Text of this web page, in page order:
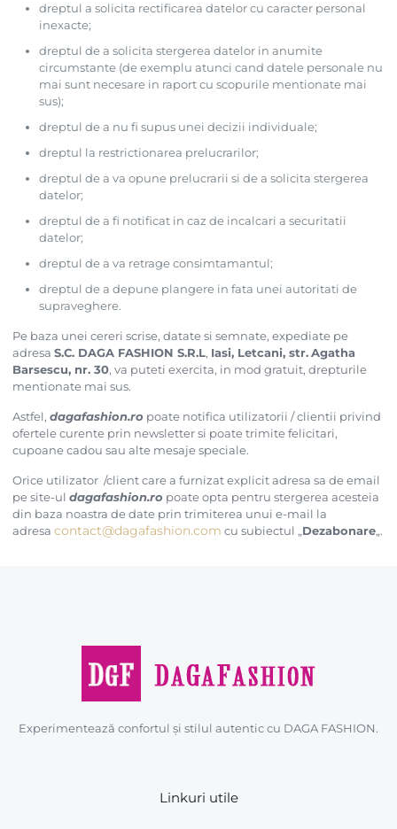
dreptul a solicita rectificarea datelor cu caracter personal
inexacte;
dreptul de a solicita stergerea datelor in anumite
circumstante (de exemplu atunci cand datele personale nu
mai sunt necesare in raport cu scopurile mentionate mai
sus);
dreptul de a nu fi supus unei decizii individuale;
dreptul la restrictionarea prelucrarilor;
dreptul de a va opune prelucrarii si de a solicita stergerea
datelor;
dreptul de a fi notificat in caz de incalcari a securitatii
datelor;
dreptul de a va retrage consimtamantul;
dreptul de a depune plangere in fata unei autoritati de
supraveghere.
Pe baza unei cereri scrise, datate si semnate, expediate pe
adresaS.C. DAGA FASHION S.R.L, Iasi, Letcani,str. Agatha
Barsescu, nr. 30, va puteti exercita, in mod gratuit, drepturile
mentionate mai sus.
Astfel,dagafashion.ro poate notifica utilizatorii / clientii privind
ofertele curente prin newsletter si poate trimite felicitari,
cupoane cadou sau alte mesaje speciale.
Orice utilizator /client care a furnizat explicit adresa sa de email
pe site-uldagafashion.ro poate opta pentru stergerea acesteia
din baza noastra de date prin trimiterea unui e-mail la
adresacontact@dagafashion.com cu subiectul „Dezabonare„.
Experimentează confortul și stilul autentic cu DAGA FASHION.
Linkuri utile